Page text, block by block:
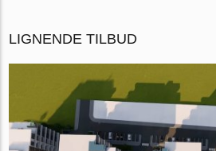
LIGNENDE TILBUD